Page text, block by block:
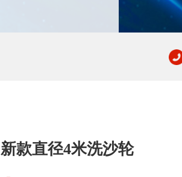
新款直径4米洗沙轮